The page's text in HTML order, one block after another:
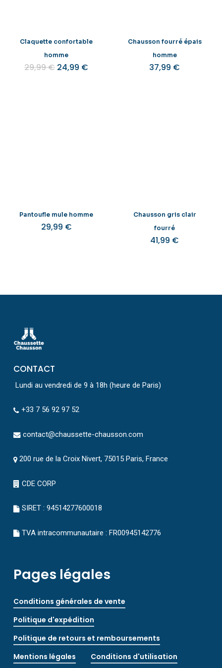
Claquette confortable
homme
29,99€ Le
prix
24,99 €
Chausson fourré épais
homme
37,99 €
Pantoufle mule homme
29,99 €
Chausson gris clair
fourré
41,99 €
CONTACT
Lundi au vendredi de 9 à 18h (heure de Paris)
+33 7 56 92 97 52
contact@chaussette-chausson.com
200 rue de la Croix Nivert, 75015 Paris, France
CDE CORP
SIRET : 94514277600018
TVA intracommunautaire : FR00945142776
Pages légales
Conditions générales de vente
Politique d'expédition
Politique de retours et remboursements
Mentions légales
Conditions d'utilisation